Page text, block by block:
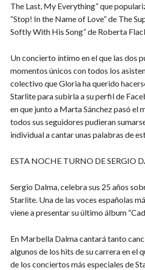
The Last, My Everything” que
“Stop! In the Name of Love” de The
Softly With His Song” de Roberta
Un concierto íntimo en el que las dos
momentos únicos con todos los
colectivo que Gloria ha querido
Starlite para subirla a su perfil de
en que junto a Marta Sánchez pasó el
todos sus seguidores pudieran
individual a cantar unas palabras de
ESTA NOCHE TURNO DE SERGIO
Sergio Dalma, celebra sus 25 años
Starlite. Una de las voces españolas
viene a presentar su último álbum
En Marbella Dalma cantará tanto
algunos de los hits de su carrera en el
de los conciertos más especiales de